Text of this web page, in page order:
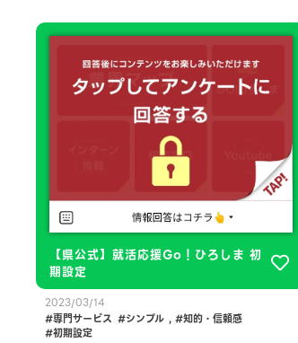
【県公式】就活応援Go！ひろしま 初
期設定
2023/03/14
専門サービス
シンプル ,
知的・信頼感
初期設定